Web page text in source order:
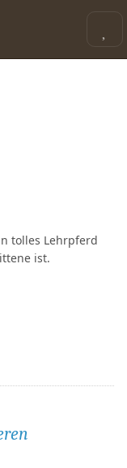
tolles Lehrpferd
ist.